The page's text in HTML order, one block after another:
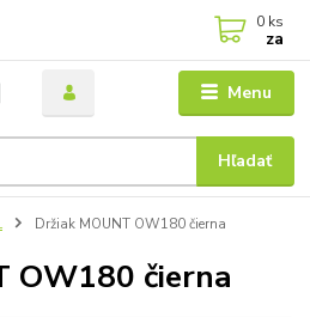
Menu
Hľadať
0 ks
za
Držiak MOUNT OW180 čierna
OW180 čierna